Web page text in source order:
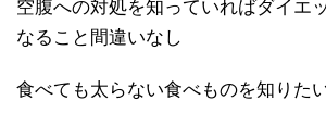
空腹への対処を知っていればダイエ
なること間違いなし
食べても太らない食べものを知りた